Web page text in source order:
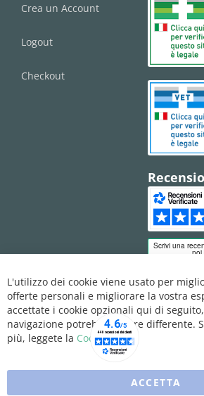
Crea un Account
Logout
Checkout
L'utilizzo dei cookie viene usato per
offerte personali e migliorare la vostra
accettate i cookie opzionali qui di
navigazione potrebbe essere differente.
più, leggete la Cookie Policy
ACCETTA